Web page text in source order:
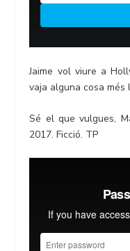
Jaime vol viure a
vaja alguna cosa més
Sé el que vulgues,
2017. Ficció. TP